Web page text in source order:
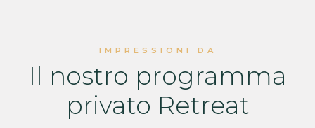
IMPRESSIONI DA
Il nostro programma
privato Retreat